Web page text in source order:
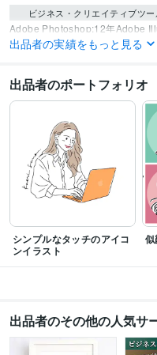
ビジネス・クリエイティブツ
Adobe Photoshop:12年Adobe
イラスト作成
デザイン制作 筆記体ニュアン
出品者の実績をもっと見る
出品者のポートフォリオ
シンプルなタッチのアイコ
ンイラスト
出品者のその他の人気サ